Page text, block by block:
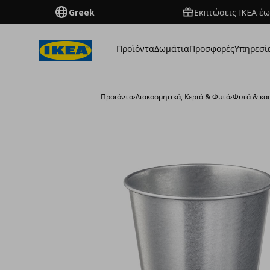
Greek Εκπτώσεις IKEA
ΠροϊόνταΔωμάτιαΠροσφορές
Προϊόντα›Διακοσμητικά, Κεριά & Φυτά›Φυτά &